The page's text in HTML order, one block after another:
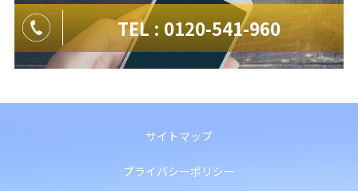
TEL : 0120-541-960
サイトマップ
プライバシーポリシー